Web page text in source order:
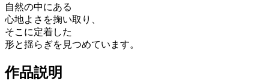
自然の中にある
心地よさを掬い取り、
そこに定着した
形と揺らぎを見つめています。
作品説明